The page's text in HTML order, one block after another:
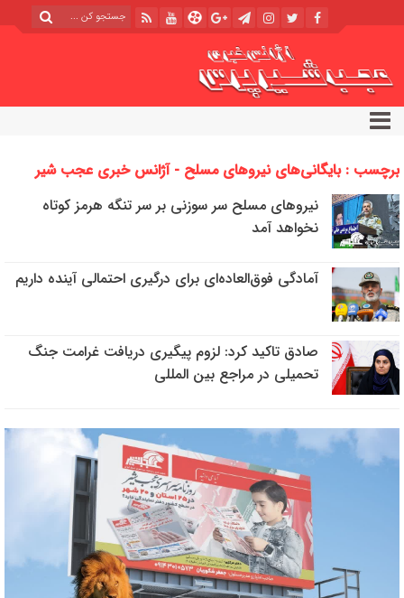
برچسب : بایگانی‌های نیروهای مسلح - آژانس خبری عجب شیر
پرس
نیروهای مسلح سر سوزنی بر سر تنگه هرمز کوتاه
نخواهد آمد
آمادگی فوق‌العاده‌ای برای درگیری احتمالی آینده داریم
صادق تاکید کرد: لزوم پیگیری دریافت غرامت جنگ
تحمیلی در مراجع بین المللی